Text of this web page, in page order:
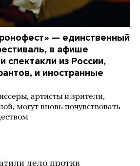
— единственный
в афише
спектакли из России,
и иностранные
артисты и зрители,
могут вновь почувствовать
дело против